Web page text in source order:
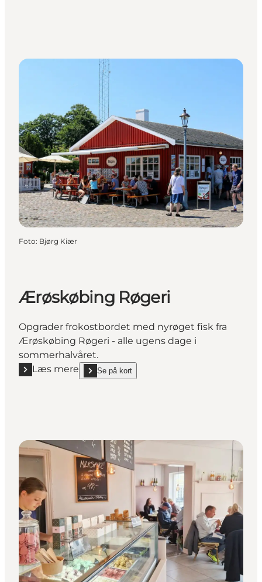
Foto: Bjørg Kiær
Ærøskøbing Røgeri
Opgrader frokostbordet med nyrøget fisk fra
Ærøskøbing Røgeri - alle ugens dage i
sommerhalvåret.
Læs mere
Læs mere "Ærøskøbing Røgeri"
Se på kort
show Ærøskøbing Røgeri on_map